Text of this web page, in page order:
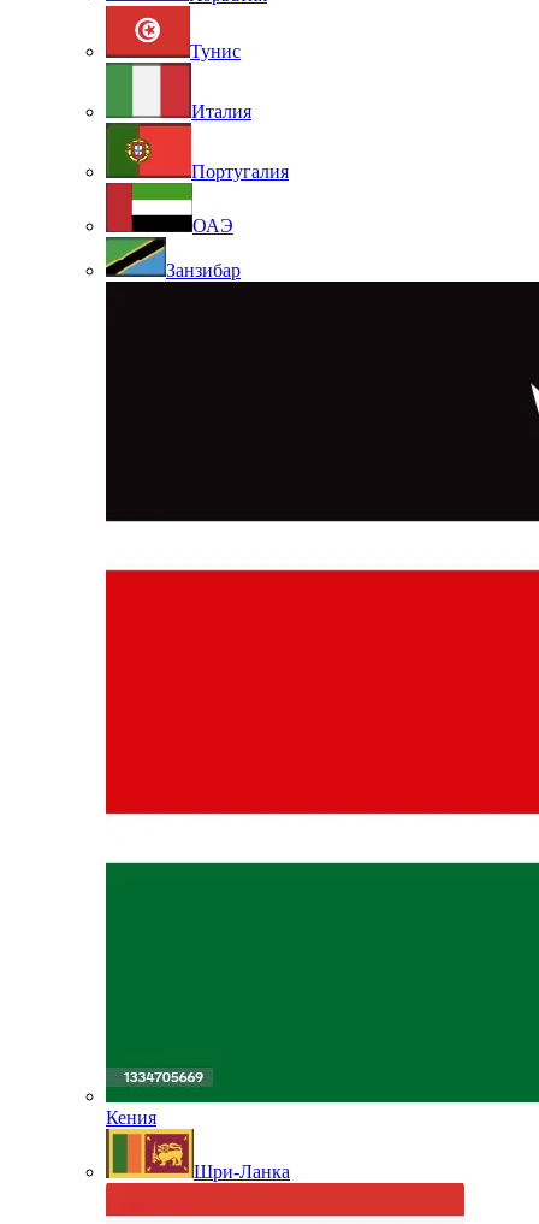
Тунис
Италия
Португалия
ОАЭ
Занзибар
Кения
Шри-Ланка